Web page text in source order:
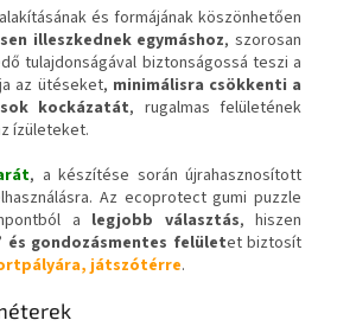
és formájának köszönhetően
illeszkednek egymáshoz, szorosan
tulajdonságával biztonságossá teszi a
az ütéseket, minimálisra csökkenti a
kockázatát, rugalmas felületének
ízületeket.
, a készítése során újrahasznosított
Az ecoprotect gumi puzzle
a legjobb választás, hiszen
gondozásmentes felületet biztosít
játszótérre.